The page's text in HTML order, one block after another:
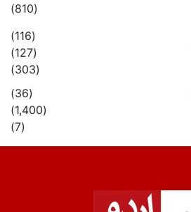
(810)
(116)
(127)
(303)
(36)
(1,400)
(7)